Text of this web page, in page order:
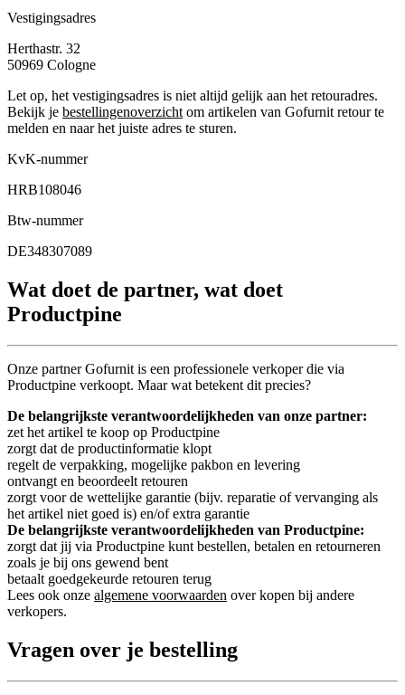
Vestigingsadres
Herthastr. 32
50969 Cologne
Let op, het vestigingsadres is niet altijd gelijk aan het retouradres.
Bekijk je bestellingenoverzicht om artikelen van Gofurnit retour te
melden en naar het juiste adres te sturen.
KvK-nummer
HRB108046
Btw-nummer
DE348307089
Wat doet de partner, wat doet
Productpine
Onze partner Gofurnit is een professionele verkoper die via
Productpine verkoopt. Maar wat betekent dit precies?
De belangrijkste verantwoordelijkheden van onze partner:
zet het artikel te koop op Productpine
zorgt dat de productinformatie klopt
regelt de verpakking, mogelijke pakbon en levering
ontvangt en beoordeelt retouren
zorgt voor de wettelijke garantie (bijv. reparatie of vervanging als
het artikel niet goed is) en/of extra garantie
De belangrijkste verantwoordelijkheden van Productpine:
zorgt dat jij via Productpine kunt bestellen, betalen en retourneren
zoals je bij ons gewend bent
betaalt goedgekeurde retouren terug
Lees ook onze algemene voorwaarden over kopen bij andere
verkopers.
Vragen over je bestelling